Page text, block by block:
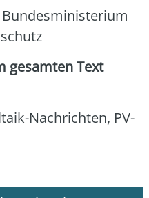
gesam­ten Text
Nach­rich­ten, PV-